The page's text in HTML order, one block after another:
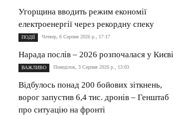
Угорщина вводить режим економії
електроенергії через рекордну спеку
ПОДІЇ Четвер, 6 Серпня 2026 р., 17:17
Нарада послів – 2026 розпочалася у Києві
ВАЖЛИВО Понеділок, 3 Серпня 2026 р., 13:03
Відбулось понад 200 бойових зіткнень,
ворог запустив 6,4 тис. дронів – Генштаб
про ситуацію на фронті